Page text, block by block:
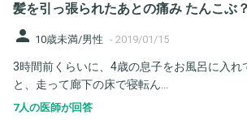
髪を引っ張られたあとの痛み たんこぶ？
person 10歳未満/男性 - 2019/01/15
3時間前くらいに、4歳の息子をお風呂に入れ
と、走って廊下の床で寝転ん...
7人の医師が回答